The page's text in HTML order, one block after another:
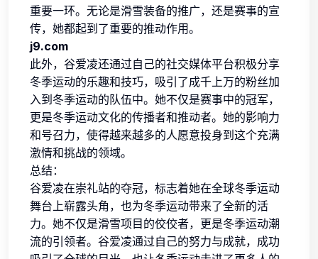
重要一环。无论是滑雪装备的推广，还是赛事的宣
传，她都起到了重要的推动作用。
j9.com
此外，谷爱凌还通过自己的社交媒体平台积极分享
冬季运动的乐趣和技巧，吸引了成千上万的粉丝加
入到冬季运动的队伍中。她不仅是赛事中的冠军，
更是冬季运动文化的传播者和推动者。她的影响力
和号召力，使得越来越多的人愿意投身到这个充满
激情和挑战的领域。
总结：
谷爱凌在崇礼站的夺冠，标志着她在全球冬季运动
舞台上崭露头角，也为冬季运动带来了全新的活
力。她不仅是滑雪项目的佼佼者，更是冬季运动潮
流的引领者。谷爱凌通过自己的努力与成就，成功